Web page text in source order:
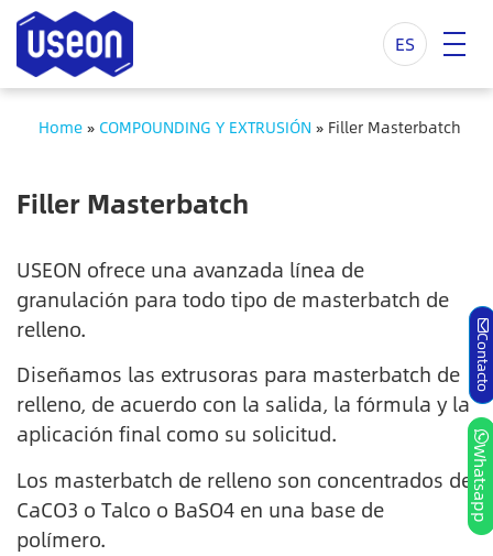
ES
Home» COMPOUNDING Y EXTRUSIÓN » Filler Masterbatch
Filler Masterbatch
USEON ofrece una avanzada línea de
granulación para todo tipo de masterbatch de
relleno.
Diseñamos las extrusoras para masterbatch de
relleno, de acuerdo con la salida, la fórmula y la
aplicación final como su solicitud.
Los masterbatch de relleno son concentrados de
CaCO3 o Talco o BaSO4 en una base de
polímero.
Contacto
Whatsapp